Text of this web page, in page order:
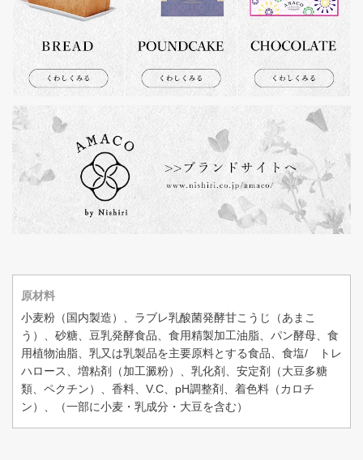
原材料
小麦粉（国内製造）、ラブレ乳酸菌発酵甘こうじ（あまこ
う）、砂糖、豆乳発酵食品、食用精製加工油脂、パン酵母、食
用植物油脂、乳又は乳製品を主要原料とする食品、食塩/ トレ
ハロース、増粘剤（加工澱粉）、乳化剤、安定剤（大豆多糖
類、ペクチン）、香料、V.C、pH調整剤、着色料（カロチ
ン）、（一部に小麦・乳成分・大豆を含む）